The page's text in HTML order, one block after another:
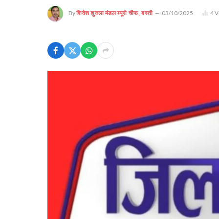
Byशिवेश शुक्ला मंडल ब्यूरो चीफ, बस्ती 03/10/2025 4